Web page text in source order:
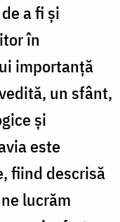
a fi și
în
importanță
un sfânt,
și
este
fiind descrisă
lucrăm